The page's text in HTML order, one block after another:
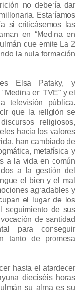
no debería dar
Estaríamos
si criticásemos las
en “Medina en
que emite La 2
la nula formación
Elsa Pataky, y
en TVE” y el
televisión pública.
que la religión se
religiosos,
hacia los valores
han cambiado de
metafísica y
a la vida en común
a la gestión del
el bien y el mal
agradables y
el lugar de los
seguimiento de sus
de santidad
para conseguir
tanto de promesa
hasta el atardecer
dieciséis horas
su alma es su